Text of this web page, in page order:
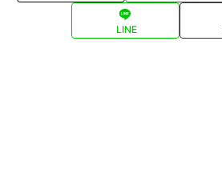
LINE